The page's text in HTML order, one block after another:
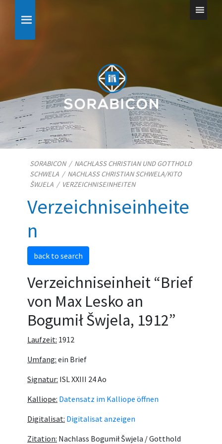
SORABICON/ NACHLASS CHRISTIAN UND GOTTHOLD
SCHWELA / NACHLASS CHRISTIAN SCHWELA/​KITO
ŠWJELA / VERZEICHNISEINHEITEN
Verzeichniseinheite
n
back to search
Verzeichniseinheit “Brief
von Max Lesko an
Bogumił Šwjela, 1912”
Laufzeit: 1912
Umfang: ein Brief
Signatur: ISL XXIII 24 Ao
Kalliope: Datensatz im Kalliope öffnen
Digitalisat: Digitalisat anzeigen
Zitation: Nachlass Bogumił Šwjela / Gotthold